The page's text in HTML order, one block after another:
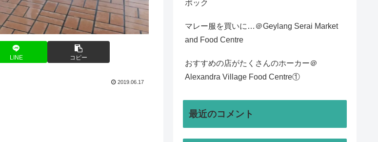
LINE コピー
2019.06.17
ポック
マレー服を買いに…＠Geylang Serai Market
and Food Centre
おすすめの店がたくさんのホーカー＠
Alexandra Village Food Centre①
最近のコメント